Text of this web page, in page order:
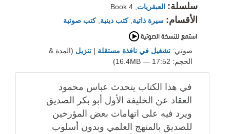
سلسلة: العبقريات
الأقسام: سيرة ذاتية ,كتب دينية ,كتب صوتية
صوتي: تشغيل في نافذة مستقلة | تنزيل (المدة &
الحجم: 17:52 — 16.4MB)
في هذا الكتاب يتحدث عباس محمود
العقاد عن الخليفة الأول أبو بكر الصديق
ويرد فيه على اتهامات بعض المؤرخين
للصديق بالمنهج العلمي وبدون أسلوب